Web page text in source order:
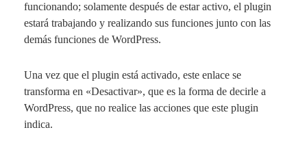
funcionando; solamente después de estar activo, el plugin
estará trabajando y realizando sus funciones junto con las
demás funciones de WordPress.
Una vez que el plugin está activado, este enlace se
transforma en «Desactivar», que es la forma de decirle a
WordPress, que no realice las acciones que este plugin
indica.